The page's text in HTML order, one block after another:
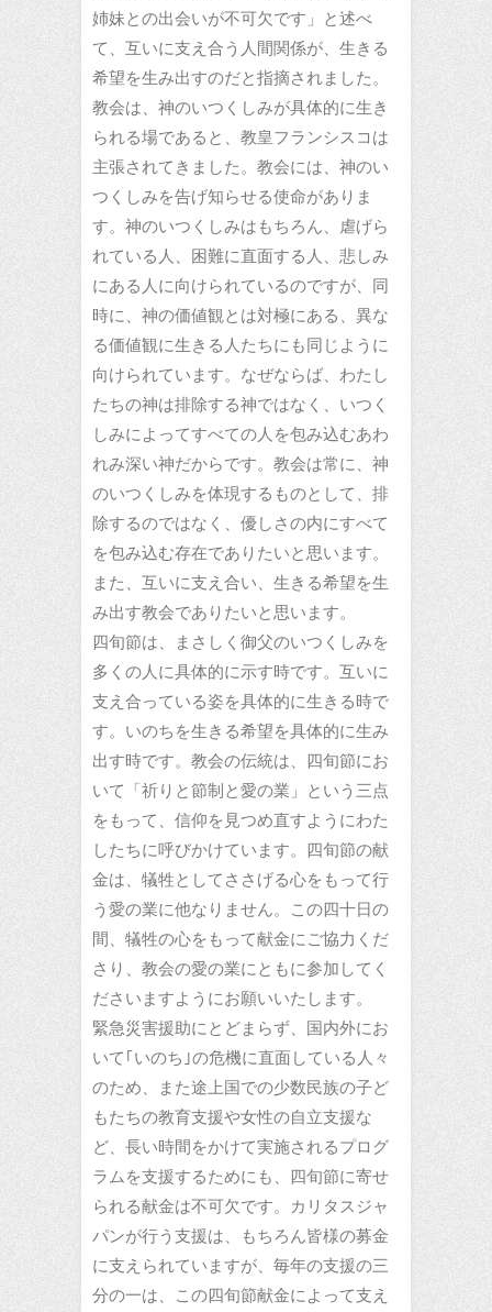
姉妹との出会いが不可欠です」と述べ
て、互いに支え合う人間関係が、生きる
希望を生み出すのだと指摘されました。
教会は、神のいつくしみが具体的に生き
られる場であると、教皇フランシスコは
主張されてきました。教会には、神のい
つくしみを告げ知らせる使命がありま
す。神のいつくしみはもちろん、虐げら
れている人、困難に直面する人、悲しみ
にある人に向けられているのですが、同
時に、神の価値観とは対極にある、異な
る価値観に生きる人たちにも同じように
向けられています。なぜならば、わたし
たちの神は排除する神ではなく、いつく
しみによってすべての人を包み込むあわ
れみ深い神だからです。教会は常に、神
のいつくしみを体現するものとして、排
除するのではなく、優しさの内にすべて
を包み込む存在でありたいと思います。
また、互いに支え合い、生きる希望を生
み出す教会でありたいと思います。
四旬節は、まさしく御父のいつくしみを
多くの人に具体的に示す時です。互いに
支え合っている姿を具体的に生きる時で
す。いのちを生きる希望を具体的に生み
出す時です。教会の伝統は、四旬節にお
いて「祈りと節制と愛の業」という三点
をもって、信仰を見つめ直すようにわた
したちに呼びかけています。四旬節の献
金は、犠牲としてささげる心をもって行
う愛の業に他なりません。この四十日の
間、犠牲の心をもって献金にご協力くだ
さり、教会の愛の業にともに参加してく
ださいますようにお願いいたします。
緊急災害援助にとどまらず、国内外にお
いて｢いのち｣の危機に直面している人々
のため、また途上国での少数民族の子ど
もたちの教育支援や女性の自立支援な
ど、長い時間をかけて実施されるプログ
ラムを支援するためにも、四旬節に寄せ
られる献金は不可欠です。カリタスジャ
パンが行う支援は、もちろん皆様の募金
に支えられていますが、毎年の支援の三
分の一は、この四旬節献金によって支え